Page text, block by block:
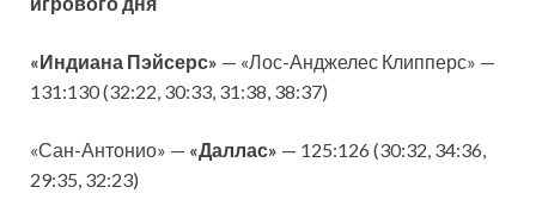
«Индиана Пэйсерс» — «Лос-Анджелес Клипперс» —
131:130 (32:22, 30:33, 31:38, 38:37)
«Сан-Антонио» — «Даллас» — 125:126 (30:32, 34:36,
29:35, 32:23)